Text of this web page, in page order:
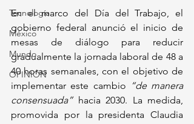
Tecnología
México
Mundo
OPINIÓN
En el marco del Día del Trabajo, el
gobierno federal anunció el inicio de
mesas de diálogo para reducir
gradualmente la jornada laboral de 48 a
40 horas semanales, con el objetivo de
implementar este cambio
“de manera
consensuada” hacia 2030. La medida,
promovida por la presidenta Claudia